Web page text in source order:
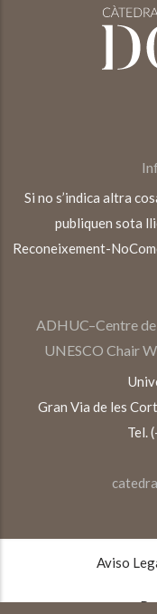
Si no s’indica altra
publiquen sota
Reconeixement-
ADHUC–Centre
UNESCO Chair
Gran Via de les
Tel.
TEXTOS
Aviso